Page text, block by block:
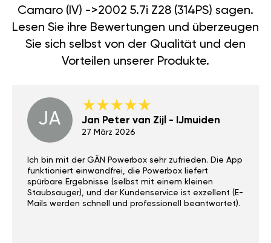
Camaro (IV) ->2002 5.7i Z28 (314PS) sagen.
Lesen Sie ihre Bewertungen und überzeugen
Sie sich selbst von der Qualität und den
Vorteilen unserer Produkte.
JA Jan Peter van Zijl - IJmuiden
27 März 2026
Ich bin mit der GÄN Powerbox sehr zufrieden. Die App
funktioniert einwandfrei, die Powerbox liefert
spürbare Ergebnisse (selbst mit einem kleinen
Staubsauger), und der Kundenservice ist exzellent (E-
Mails werden schnell und professionell beantwortet).